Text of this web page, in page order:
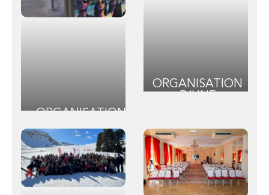
ORGANISATION
DU GRAND PRIX
DE L’UNION DE
LA PUBLICITÉ
EXTÉRIEURE
ORGANISATION
EN PROVENCE